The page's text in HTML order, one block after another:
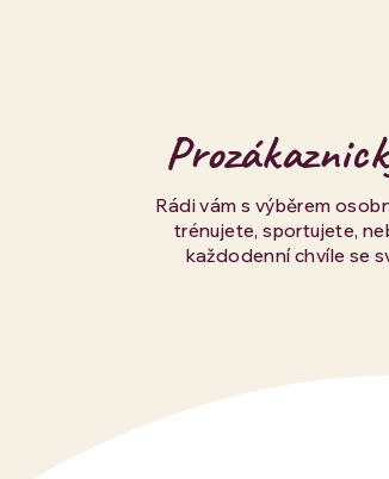
Rádi vám s výběrem
trénujete, sportujete,
každodenní chvíle se